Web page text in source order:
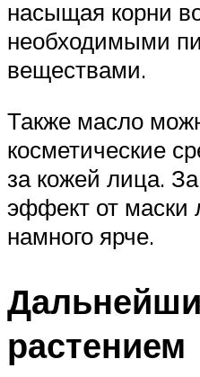
насыщая корни
необходимыми
веществами.
Также масло
косметические
за кожей лица. За
эффект от маски
намного ярче.
растением